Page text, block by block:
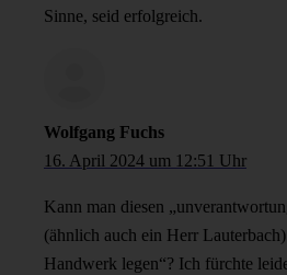
Sinne, seid erfolgreich.
Wolfgang Fuchs
16. April 2024 um 12:51 Uhr
Kann man diesen
(ähnlich auch ein Herr
Handwerk legen“? Ich fürchte